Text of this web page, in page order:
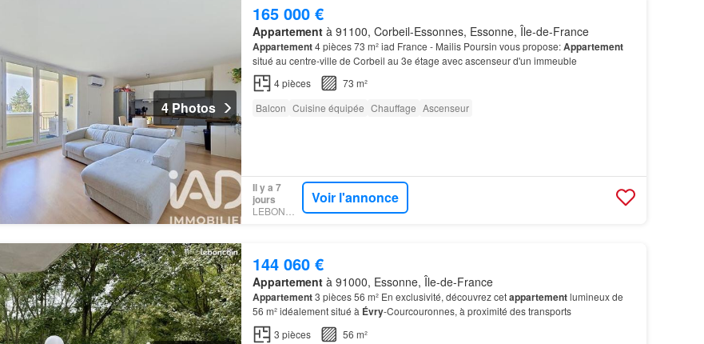
4 Photos
165 000 €
Appartementà 91100, Corbeil-Essonnes, Essonne, Île-de-France
Appartement4 pièces 73 m² iad France - Mailis Poursin vous propose:Appartement
situé au centre-ville de Corbeil au 3e étage avec ascenseur d'un immeuble
4pièces
73 m²
Balcon Cuisine équipée Chauffage Ascenseur
Il y a 7
jours
Voir l'annonce
144 060 €
Appartementà 91000, Essonne, Île-de-France
Appartement3 pièces 56 m² En exclusivité, découvrez cetappartementlumineux de
56 m² idéalement situé à Évry-Courcouronnes, à proximité des transports
3 pièces
56 m²